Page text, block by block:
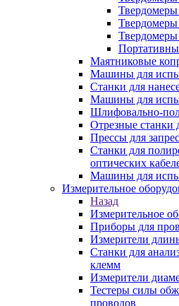
Твердомеры
Маятниковые
Машины для
Станки для
Машины для
Шлифовально-
Отрезные станки
Прессы для
Станки для
оптических
Машины для
Измерительное
Назад
Измерительное
Приборы для
Измерители
Станки для
клемм
Измерители
Тестеры силы
проводов